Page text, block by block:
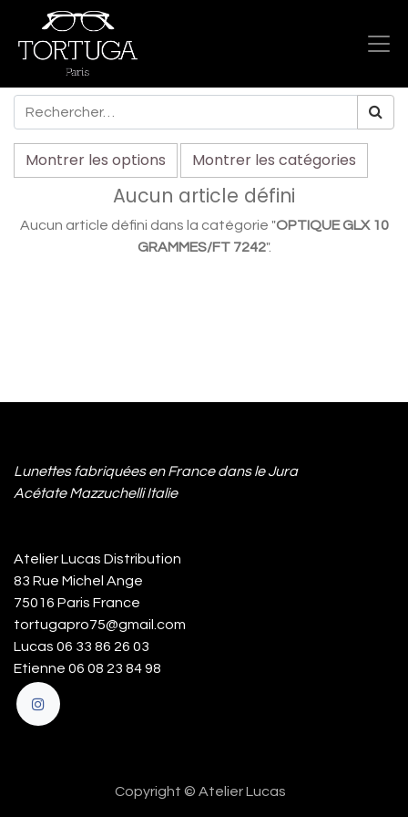
Montrer les options Montrer les catégories
Aucun article défini
Aucun article défini dans la catégorie "OPTIQUE GLX 10
GRAMMES/FT 7242".
Lunettes fabriquées en France dans le Jura
Acétate Mazzuchelli Italie
Atelier Lucas Distribution
83 Rue Michel Ange
75016 Paris France
tortugapro75@gmail.com
Lucas 06 33 86 26 03
Etienne 06 08 23 84 98
Copyright © Atelier Lucas